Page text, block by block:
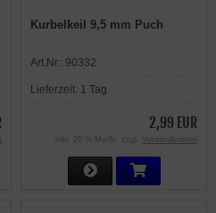
Kurbelkeil 9,5 mm Puch
Art.Nr.: 90332
Lieferzeit: 1 Tag
2,99 EUR
inkl. 20 % MwSt. zzgl. Versandkosten